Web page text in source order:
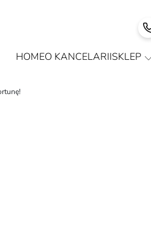
HOMEO KANCELARIISKLEP